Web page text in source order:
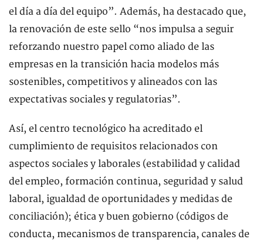
el día a día del equipo”. Además, ha destacado que,
la renovación de este sello “nos impulsa a seguir
reforzando nuestro papel como aliado de las
empresas en la transición hacia modelos más
sostenibles, competitivos y alineados con las
expectativas sociales y regulatorias”.
Así, el centro tecnológico ha acreditado el
cumplimiento de requisitos relacionados con
aspectos sociales y laborales (estabilidad y calidad
del empleo, formación continua, seguridad y salud
laboral, igualdad de oportunidades y medidas de
conciliación); ética y buen gobierno (códigos de
conducta, mecanismos de transparencia, canales de